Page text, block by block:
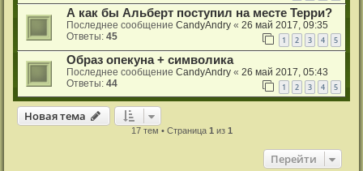
А как бы Альберт поступил на месте Терри?
Последнее сообщение CandyAndry « 26 май 2017, 09:35
Ответы: 45 1 2 3 4 5
Образ опекуна + символика
Последнее сообщение CandyAndry « 26 май 2017, 05:43
Ответы: 44 1 2 3 4 5
Новая тема
17 тем • Страница 1 из 1
Перейти